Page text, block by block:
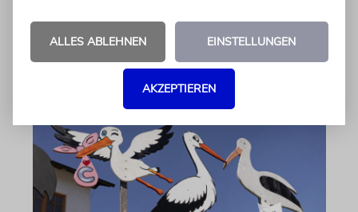
ALLES ABLEHNEN EINSTELLUNGEN
AKZEPTIEREN